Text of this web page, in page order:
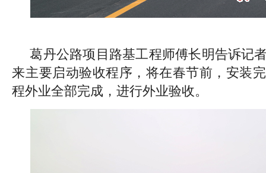
葛丹公路项目路基工程师傅长明告诉记
来主要启动验收程序，将在春节前，安装
程外业全部完成，进行外业验收。